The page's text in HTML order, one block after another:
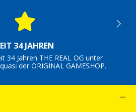
34 JAHREN
34 Jahren THE REAL OG unter
der ORIGINAL GAMESHOP.